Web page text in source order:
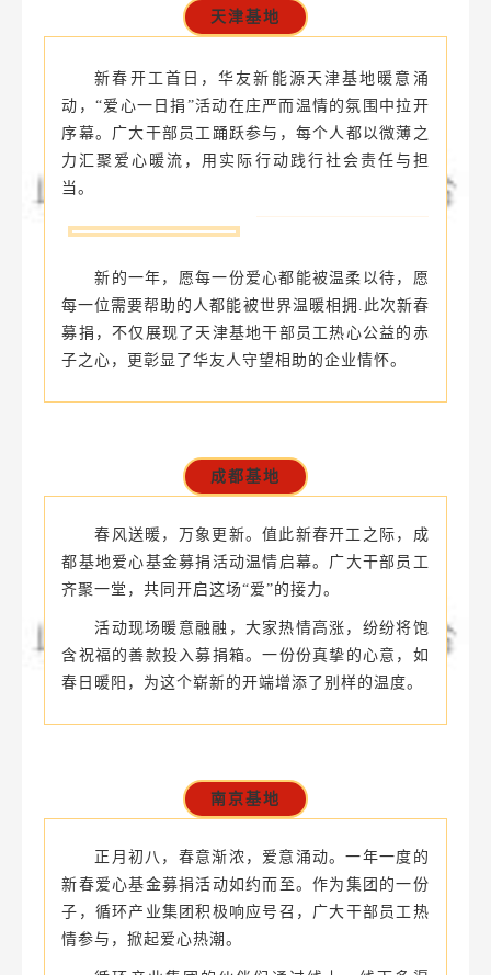
活动现场，各党支部牵头动员、党员干部争先
工踊跃参与、慷慨解囊，党群同心凝聚起守护“华
友大家庭”的暖心合力。
新春开工首日，华友新能源天津基地暖意涌
动，“爱心一日捐”活动在庄严而温情的氛围中拉开
力汇聚爱心暖流，用实际行动践行社会责任与担
新的一年，愿每一份爱心都能被温柔以待，愿
每一位需要帮助的人都能被世界温暖相拥.此次新春
募捐，不仅展现了天津基地干部员工热心公益的赤
成都基地
春风送暖，万象更新。值此新春开工之际，成
都基地爱心基金募捐活动温情启幕。广大干部员工
活动现场暖意融融，大家热情高涨，纷纷将饱
含祝福的善款投入募捐箱。一份份真挚的心意，如
春日暖阳，为这个崭新的开端增添了别样的温度。